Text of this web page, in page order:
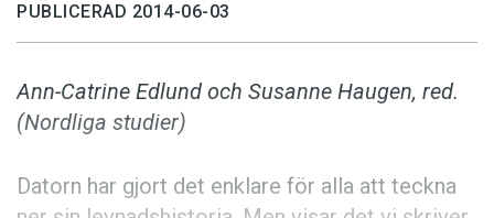
Språkfrågor
Bokrecensioner
Podden
PUBLICERAD 2014-06-03
Ann-Catrine Edlund och Susanne Haugen, red.
(Nordliga studier)
Datorn har gjort det enklare för alla att teckna